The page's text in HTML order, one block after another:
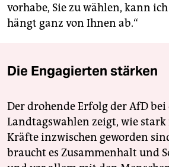
vorhabe, Sie zu wählen, kann
hängt ganz von Ihnen ab.“
Die Engagierten stärken
Der drohende Erfolg der AfD
Landtagswahlen zeigt, wie
Kräfte inzwischen geworden
braucht es Zusammenhalt und